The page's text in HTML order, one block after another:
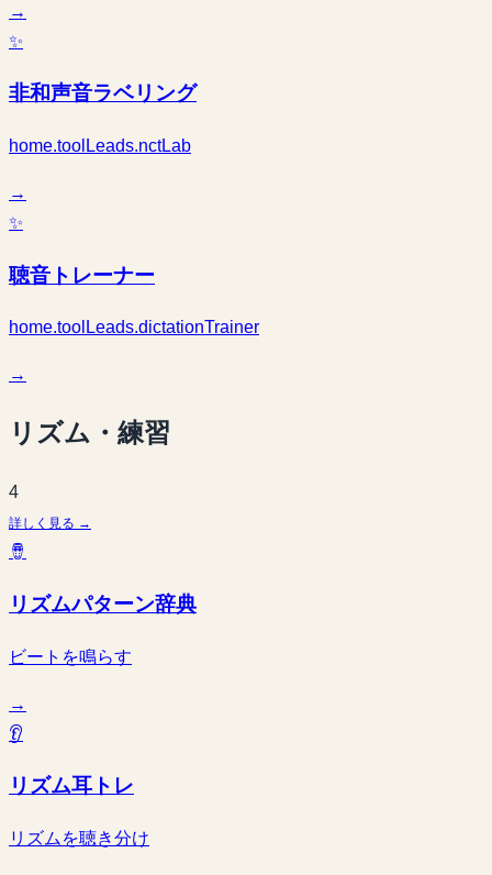
→
✨
非和声音ラベリング
home.toolLeads.nctLab
→
✨
聴音トレーナー
home.toolLeads.dictationTrainer
→
リズム・練習
4
詳しく見る →
🪘
リズムパターン辞典
ビートを鳴らす
→
👂
リズム耳トレ
リズムを聴き分け